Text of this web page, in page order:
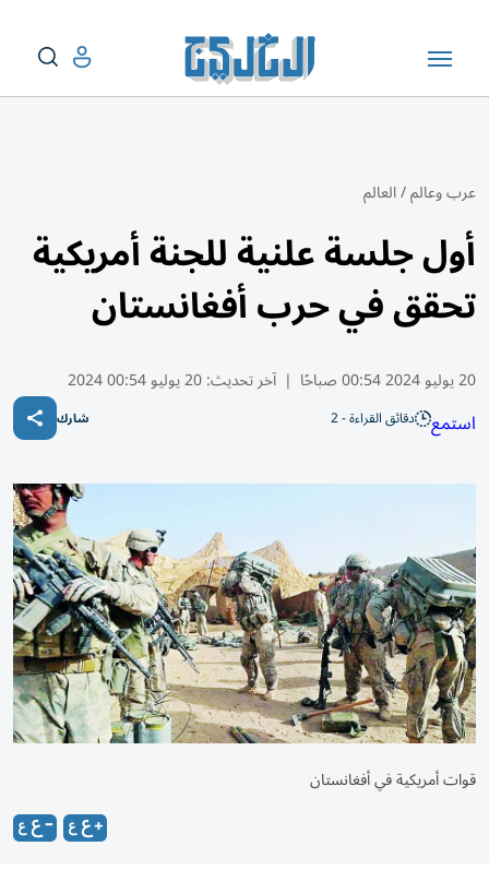
عرب وعالم/العالم
أول جلسة علنية للجنة أمريكية
تحقق في حرب أفغانستان
20 يوليو 2024 00:54 صباحًا | آخر تحديث:20 يوليو 00:54 2024
استمع دقائق القراءة - 2 شارك
قوات أمريكية في أفغانستان